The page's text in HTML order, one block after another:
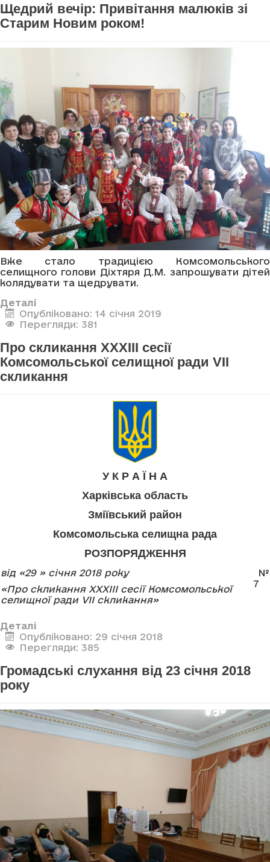
Щедрий вечір: Привітання малюків зі
Старим Новим роком!
Вже стало традицією Комсомольського
селищного голови Діхтяря Д.М. запрошувати дітей
колядувати та щедрувати.
Деталі
Опубліковано: 14 січня 2019
Перегляди: 381
Про скликання ХХХІІІ сесії
Комсомольської селищної ради VІI
скликання
У К Р А Ї Н А
Харківська область
Зміївський район
Комсомольська селищна рада
РОЗПОРЯДЖЕННЯ
від «29 » січня 2018 року
«Про скликання ХХХІІІ сесії Комсомольської
селищної ради VІI скликання»
№
7
Деталі
Опубліковано: 29 січня 2018
Перегляди: 385
Громадські слухання від 23 січня 2018
року